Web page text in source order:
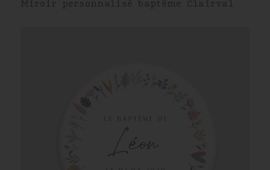
Miroir personnalisé baptême Clairval